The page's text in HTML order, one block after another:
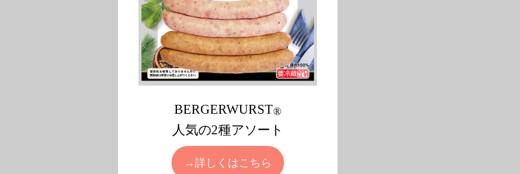
BERGERWURST®
人気の2種アソート
→詳しくはこちら